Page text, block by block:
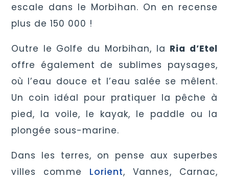
escale dans le Morbihan. On en recense
plus de 150 000 !
Outre le Golfe du Morbihan, la Ria d’Etel
offre également de sublimes paysages,
où l’eau douce et l’eau salée se mêlent.
Un coin idéal pour pratiquer la pêche à
pied, la voile, le kayak, le paddle ou la
plongée sous-marine.
Dans les terres, on pense aux superbes
villes comme Lorient, Vannes, Carnac,